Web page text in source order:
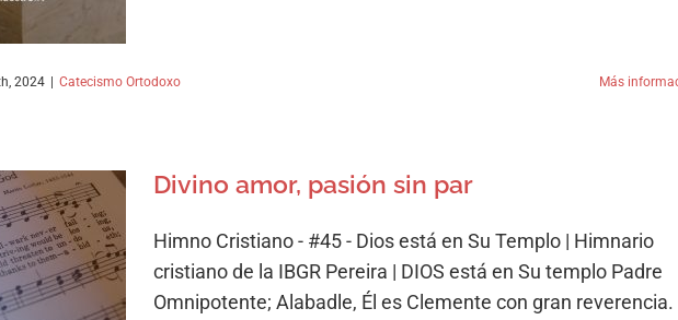
2024 Catecismo Ortodoxo Más
sin
Divino amor, pasión sin par
Himno Cristiano - #45 - Dios está en Su Templo | Himnario
cristiano de la IBGR Pereira | DIOS está en Su templo Padre
Omnipotente; Alabadle, Él es Clemente con gran reverencia.